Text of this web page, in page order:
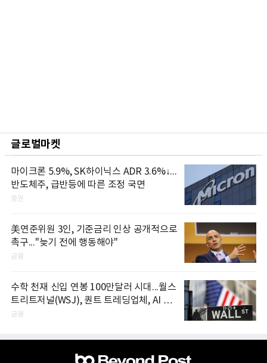
글로벌마켓
마이크론 5.9%, SK하이닉스 ADR 3.6%↓...
반도체주, 급반등에 따른 조정 국면
증권
美연준위원 3인, 기준금리 인상 공개적으로
촉구..."늦기 전에 행동해야"
금융
수학 천재 신입 연봉 100만달러 시대...월스
트리트저널(WSJ), 퀀트 트레딩업체, AI 기
업들 인재 확보 경쟁
금융